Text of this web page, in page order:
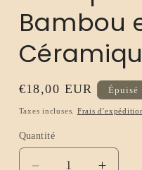
Bambou
Prix
habituel
€18,00 EUR Épuisé
Taxes incluses. Frais
Quantité